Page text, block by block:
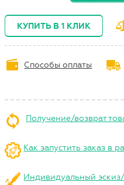
КУПИТЬ В 1 КЛИК
Способы оплаты
Получение/возврат
Как запустить заказ в
Индивидуальный